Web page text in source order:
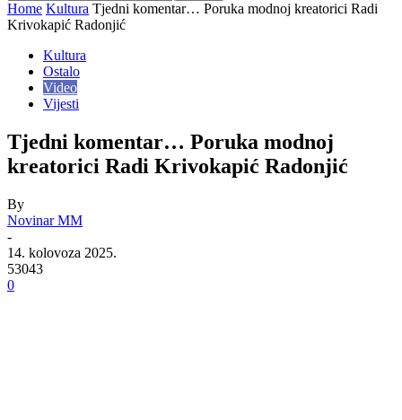
Home Kultura Tjedni komentar… Poruka modnoj kreatorici Radi
Krivokapić Radonjić
Kultura
Ostalo
Video
Vijesti
Tjedni komentar… Poruka modnoj
kreatorici Radi Krivokapić Radonjić
By
Novinar MM
-
14. kolovoza 2025.
53043
0